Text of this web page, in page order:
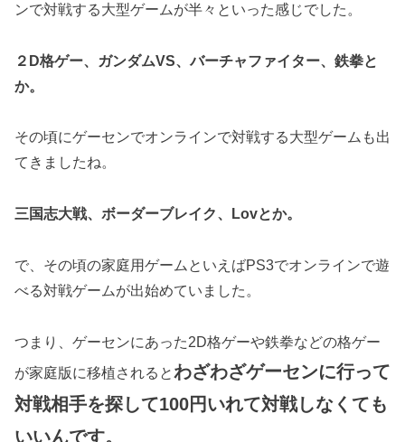
ンで対戦する大型ゲームが半々といった感じでした。
２D格ゲー、ガンダムVS、バーチャファイター、鉄拳と
か。
その頃にゲーセンでオンラインで対戦する大型ゲームも出
てきましたね。
三国志大戦、ボーダーブレイク、Lovとか。
で、その頃の家庭用ゲームといえばPS3でオンラインで遊
べる対戦ゲームが出始めていました。
つまり、ゲーセンにあった2D格ゲーや鉄拳などの格ゲー
が家庭版に移植されるとわざわざゲーセンに行って
対戦相手を探して100円いれて対戦しなくても
いいんです。